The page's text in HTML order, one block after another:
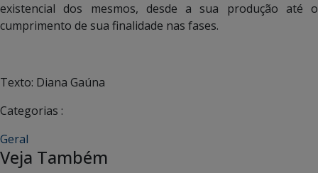
existencial dos mesmos, desde a sua produção até o
cumprimento de sua finalidade nas fases.
Texto: Diana Gaúna
Categorias :
Geral
Veja Também